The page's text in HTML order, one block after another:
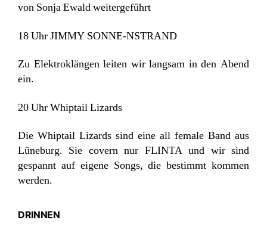
von Sonja Ewald weitergeführt
18 Uhr JIMMY SONNE-NSTRAND
Zu Elektroklängen leiten wir langsam in den Abend
ein.
20 Uhr Whiptail Lizards
Die Whiptail Lizards sind eine all female Band aus
Lüneburg. Sie covern nur FLINTA und wir sind
gespannt auf eigene Songs, die bestimmt kommen
werden.
DRINNEN